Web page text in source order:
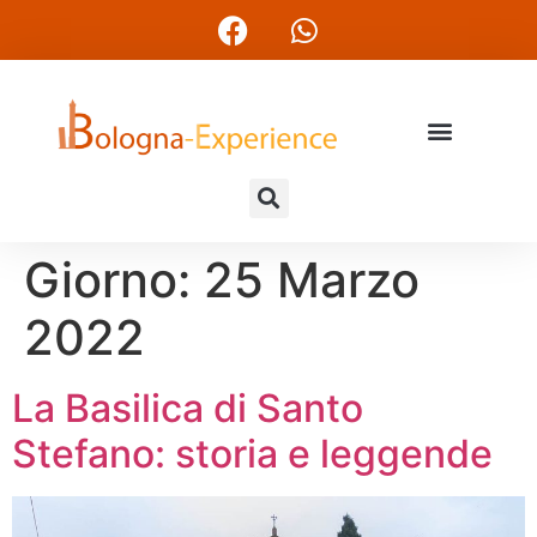
Giorno: 25 Marzo
2022
La Basilica di Santo
Stefano: storia e leggende